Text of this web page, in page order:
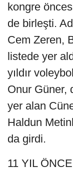
kongre
de birleşti.
Cem Zeren,
listede yer
yıldır
Onur Güner,
yer alan
Haldun
da girdi.
11 YIL